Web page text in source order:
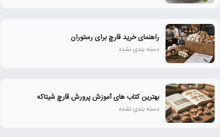
راهنمای خرید قارچ برای رستوران
دسته بندی نشده
بهترین کتاب‌ های آموزش پرورش قارچ شیتاکه
دسته بندی نشده